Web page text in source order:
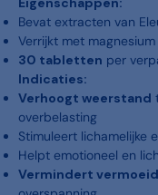
Bevat extracten van
Verrijkt met
30 tabletten per
Indicaties:
Verhoogt weerstand
overbelasting
Stimuleert lichamelijke
Helpt emotioneel en
Vermindert